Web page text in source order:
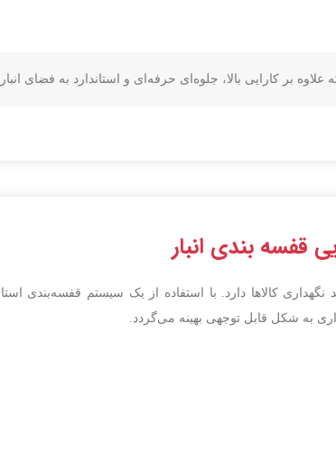
بر کارایی بالا، جلوه‌ای حرفه‌ای و استاندارد به فضای
قفسه بندی انبار
کالاها دارد. با استفاده از یک سیستم قفسه‌بندی
به شکل قابل توجهی بهینه می‌گردد.